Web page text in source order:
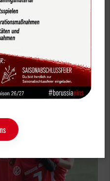
6:3 — Dritter Sieg